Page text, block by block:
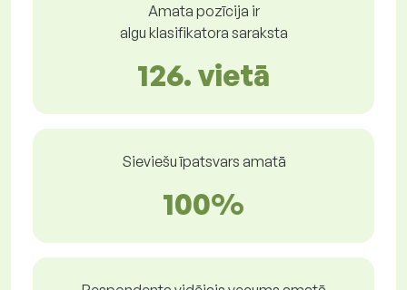
Amata pozīcija ir
algu klasifikatora saraksta
126. vietā
Sieviešu īpatsvars amatā
100%